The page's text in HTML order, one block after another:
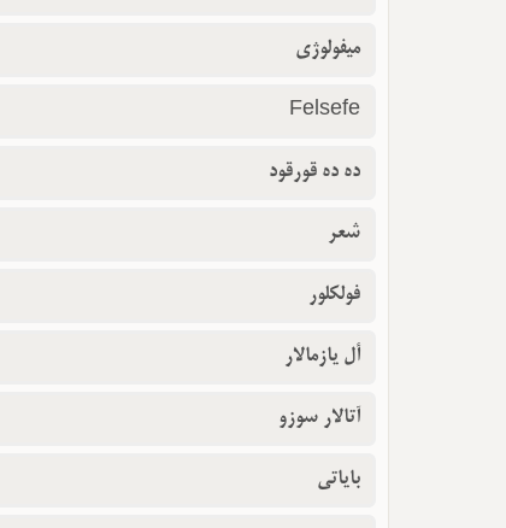
میفولوژی
Felsefe
ده ده قورقود
شعر
فولکلور
أل یازمالار
آتالار سوزو
بایاتی